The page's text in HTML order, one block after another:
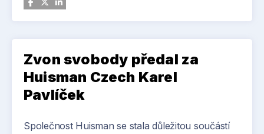
Zvon svobody předal za
Huisman Czech Karel
Pavlíček
Společnost Huisman se stala důležitou součástí